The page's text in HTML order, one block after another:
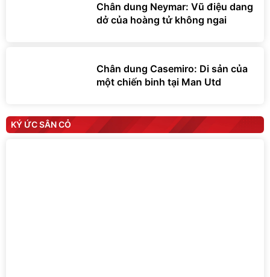
Chân dung Neymar: Vũ điệu dang
dở của hoàng tử không ngai
Chân dung Casemiro: Di sản của
một chiến binh tại Man Utd
KÝ ỨC SÂN CỎ